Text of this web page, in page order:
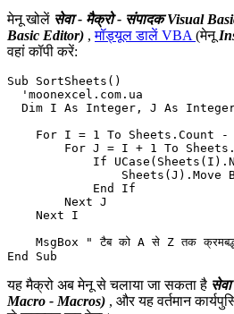
मेनू खोलें सेवा - मैक्रो - संपादक Visual
Basic Editor) ,मॉड्यूल डालें VBA (मेनू
वहां कॉपी करें:
Sub SortSheets()
  'moonexcel.com.ua
Dim I As Integer, J As
For I = 1 To Sheets.Count -
For J = I + 1 To
If
Sheets(J).Move
            End If
        Next J
    Next I
MsgBox " टैब को A से Z तक क्रमबद्ध
यह मैक्रो अब मेनू से चलाया जा सकता है
Macro - Macros) , और यह वर्तमान